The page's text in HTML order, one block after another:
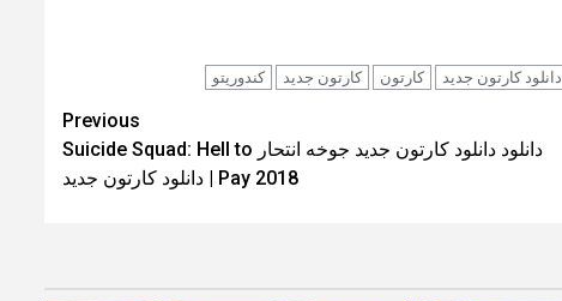
دانلود کارتون جدید کارتون کارتون جدید کندوریتو
Previous
دانلود دانلود کارتون جدید جوخه انتحار Suicide Squad: Hell to
Pay 2018 | دانلود کارتون جدید